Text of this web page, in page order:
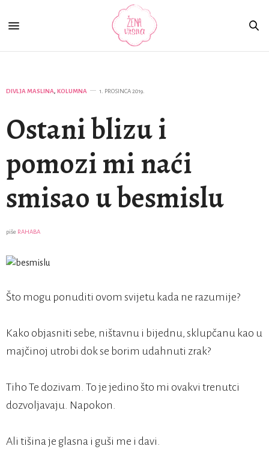
DIVLJA MASLINA, KOLUMNA 1. PROSINCA 2019.
Ostani blizu i
pomozi mi naći
smisao u besmislu
piše RAHABA
Što mogu ponuditi ovom svijetu kada ne razumije?
Kako objasniti sebe, ništavnu i bijednu, sklupčanu kao u
majčinoj utrobi dok se borim udahnuti zrak?
Tiho Te dozivam. To je jedino što mi ovakvi trenutci
dozvoljavaju. Napokon.
Ali tišina je glasna i guši me i davi.